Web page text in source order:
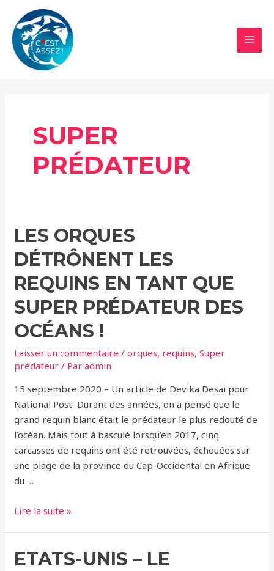
contenu
SUPER
PRÉDATEUR
LES ORQUES
DÉTRÔNENT LES
REQUINS EN TANT QUE
SUPER PRÉDATEUR DES
OCÉANS !
Laisser un commentaire /orques, requins,Super
prédateur / Paradmin
15 septembre 2020 – Un article de Devika Desai pour
National Post Durant des années, on a pensé que le
grand requin blanc était le prédateur le plus redouté de
l’océan. Mais tout à basculé lorsqu’en 2017, cinq
carcasses de requins ont été retrouvées, échouées sur
une plage de la province du Cap-Occidental en Afrique
du …
Les
les
Lire la suite »
ETATS-UNIS – LE